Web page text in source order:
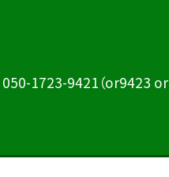
1723-9421（or9423 or